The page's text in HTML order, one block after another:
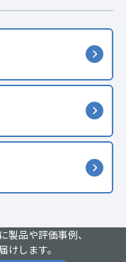
製品や評価事例、
します。